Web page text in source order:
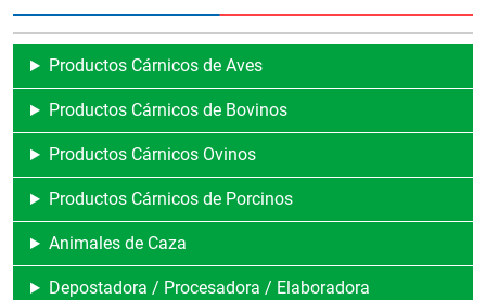
Productos Cárnicos de Aves
Productos Cárnicos de Bovinos
Productos Cárnicos Ovinos
Productos Cárnicos de Porcinos
Animales de Caza
Depostadora / Procesadora / Elaboradora